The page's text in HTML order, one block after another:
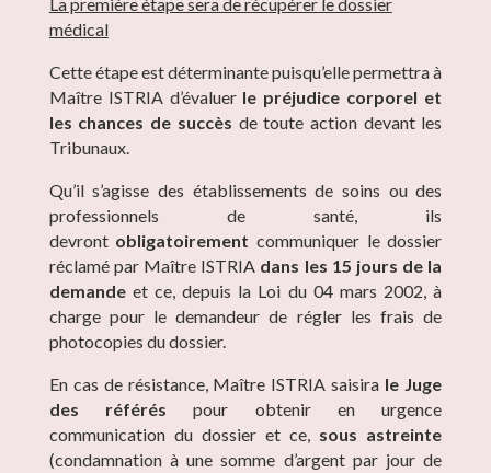
médical
Cette étape est déterminante puisqu’elle permettra à
Maître ISTRIA d’évaluerle préjudice corporel et
les chances de succès de toute action devant les
Tribunaux.
Qu’il s’agisse des établissements de soins ou des
professionnels de santé, ils
devront obligatoirement communiquer le dossier
réclamé par Maître ISTRIA dans les 15 jours de la
demandeet ce, depuis la Loi du 04 mars 2002, à
charge pour le demandeur de régler les frais de
photocopies du dossier.
En cas de résistance, Maître ISTRIA saisira le Juge
des référés pour obtenir en urgence
communication du dossier et ce, sous astreinte
(condamnation à une somme d’argent par jour de